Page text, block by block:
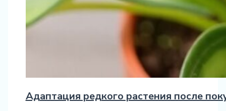
Адаптация редкого растения после